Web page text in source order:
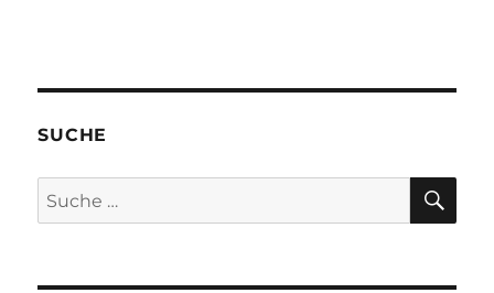
SUCHE
Suche
nach: